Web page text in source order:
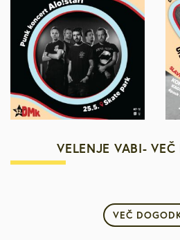
VELENJE VABI-
VEČ